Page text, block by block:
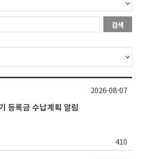
검색
등록금 수납계획 알림
410
2026-08-07